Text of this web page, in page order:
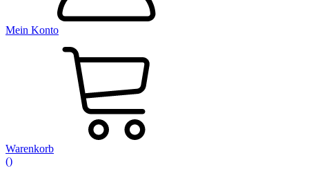
Mein Konto
Warenkorb
()